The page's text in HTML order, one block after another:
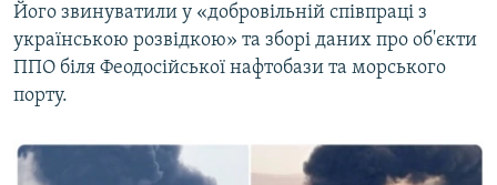
Його звинуватили у «добровільній співпраці з
українською розвідкою» та зборі даних про об'єкти
ППО біля Феодосійської нафтобази та морського
порту.